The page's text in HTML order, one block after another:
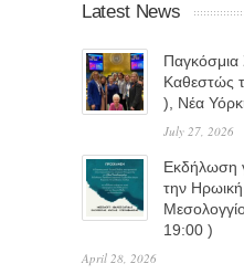
Latest News
Παγκόσμια
Καθεστώς
), Νέα
July 27, 2026
Eκδήλωση
την
19:00 )
April 28, 2026